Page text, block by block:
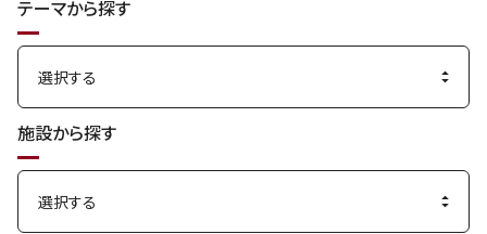
テーマから探す
施設から探す